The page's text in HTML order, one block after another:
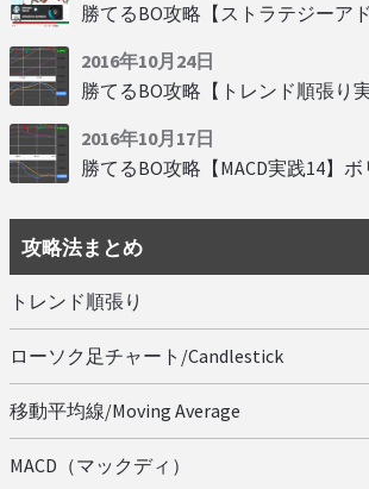
2016年10月24日
2016年10月17日
攻略法まとめ
トレンド順張り
ローソク足チャート/Candlestick
移動平均線/Moving Average
MACD（マックディ）